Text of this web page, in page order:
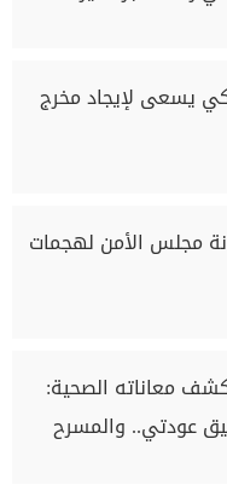
يسعى لإيجاد مخرج
مجلس الأمن لهجمات
معاناته الصحية:
عودتي.. والمسرح